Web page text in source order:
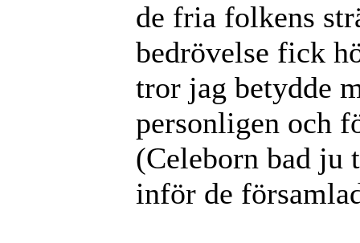
de fria folkens
bedrövelse fick
tror jag betydde
personligen och
(Celeborn bad
inför de